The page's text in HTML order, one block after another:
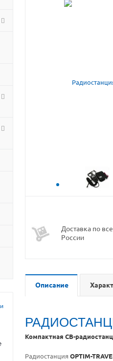
Доставка по
России
Описание
Компактная CB-
Радиостанция OPTIM-